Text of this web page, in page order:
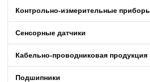
Контрольно-измерительные
Сенсорные датчики
Кабельно-проводниковая продукция
Подшипники